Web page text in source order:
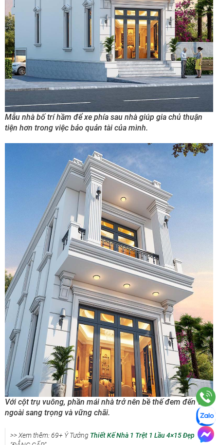
Mẫu nhà bố trí hầm để xe phía sau nhà giúp gia chủ thuận
tiện hơn trong việc bảo quản tài của mình.
Với cột trụ vuông, phần mái nhà trở nên bề thế đem đến vẻ
ngoài sang trọng và vững chãi.
>> Xem thêm: 69+ Ý Tưởng Thiết Kế Nhà 1 Trệt 1 Lầu 4×15 Đẹp